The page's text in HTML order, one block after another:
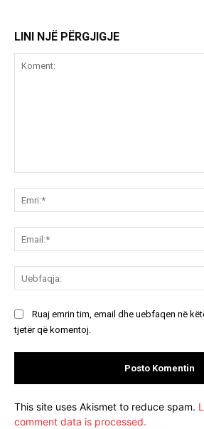
LINI NJË PËRGJIGJE
Ruaj emrin tim, email dhe uebfaqen në
tjetër që komentoj.
This site uses Akismet to reduce spam.
comment data is processed.